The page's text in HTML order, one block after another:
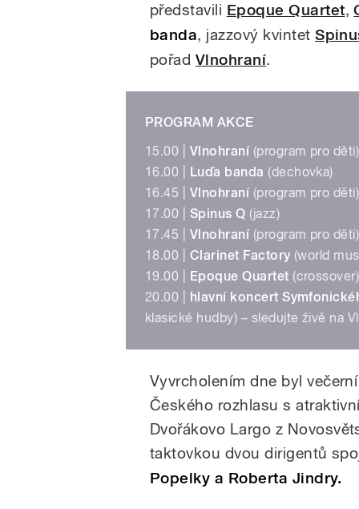
představili Epoque Quartet,
banda, jazzový kvintet
pořad Vlnohraní.
PROGRAM AKCE
15.00 | Vlnohraní (program pro děti)
16.00 |
Luďa banda (dechovka)
16.45 | Vlnohraní (program pro děti)
17.00 | Spinus Q (jazz)
17.45 | Vlnohraní (program pro děti)
18.00 | Clarinet Factory (world
19.00 |
Epoque Quartet
20.00 |
hlavní koncert
klasické hudby) – sledujte živě na
Vyvrcholením dne byl
Českého rozhlasu s
Dvořákovo Largo z
taktovkou dvou dirigentů
Popelky a Roberta Jindry.